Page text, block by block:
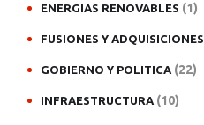
ENERGIAS RENOVABLES (1)
FUSIONES Y ADQUISICIONES
GOBIERNO Y POLITICA (22)
INFRAESTRUCTURA (10)